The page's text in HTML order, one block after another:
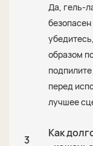
Да, гель-
образом
перед
лучшее
3
Как